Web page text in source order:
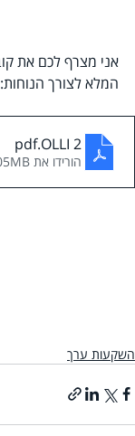
המלא לצורך הנוחות:
OLLI 2
.pdf
הורידו את PDF • 1.05MB
השקעות ערך